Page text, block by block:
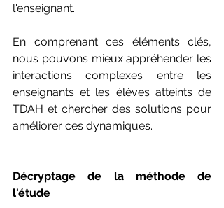
l'enseignant.
En comprenant ces éléments clés,
nous pouvons mieux appréhender les
interactions complexes entre les
enseignants et les élèves atteints de
TDAH et chercher des solutions pour
améliorer ces dynamiques.
Décryptage de la méthode de
l'étude